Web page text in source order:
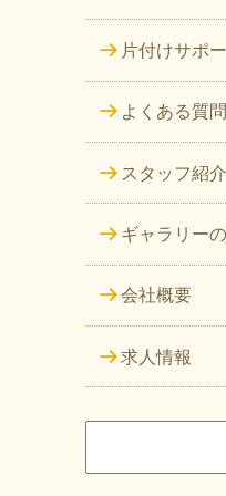
片付けサポ
よくある質問
スタッフ紹介
ギャラリー
会社概要
求人情報